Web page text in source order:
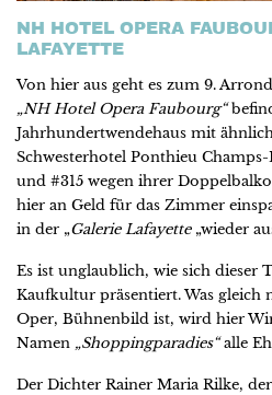
NH HOTEL OPERA
LAFAYETTE
Von hier aus geht es zum 9.
„NH Hotel Opera Faubourg“
Jahrhundertwendehaus mit
Schwesterhotel Ponthieu
und #315 wegen ihrer
hier an Geld für das Zimmer
in der „Galerie Lafayette„wieder
Es ist unglaublich, wie sich dieser
Kaufkultur präsentiert. Was gleich
Oper, Bühnenbild ist, wird hier
Namen „Shoppingparadies“alle
Der Dichter Rainer Maria Rilke,